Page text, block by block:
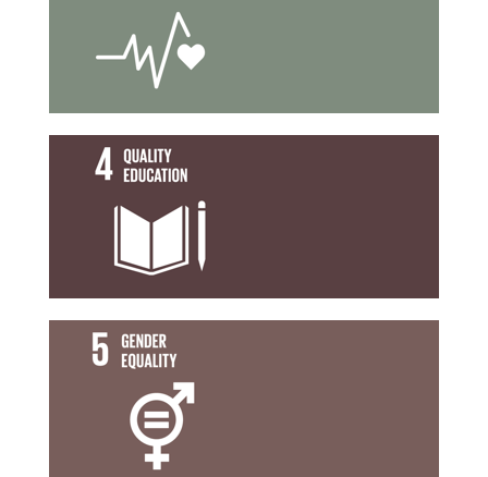
เป้าหมายที่ 3
การมีสุขภาพ และความเป็นอยู่ที่ดี
เป้าหมายที่ 5
ความเท่าเทียมทางเพศ